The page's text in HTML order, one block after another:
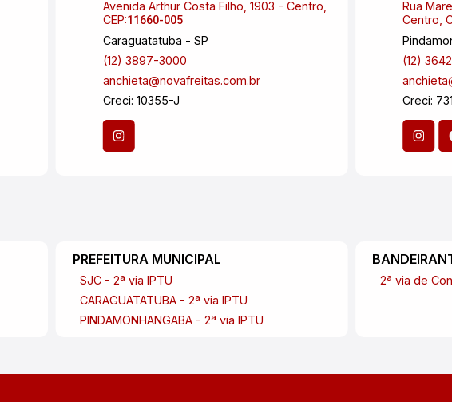
Avenida Arthur Costa Filho, 1903 - Centro,
CEP:11660-005
Caraguatatuba - SP
(12) 3897-3000
anchieta@novafreitas.com.br
Creci: 10355-J
Rua
Centro,
(12)
Creci:
PREFEITURA MUNICIPAL
SJC - 2ª via IPTU
CARAGUATATUBA - 2ª via IPTU
PINDAMONHANGABA - 2ª via IPTU
2ª via de